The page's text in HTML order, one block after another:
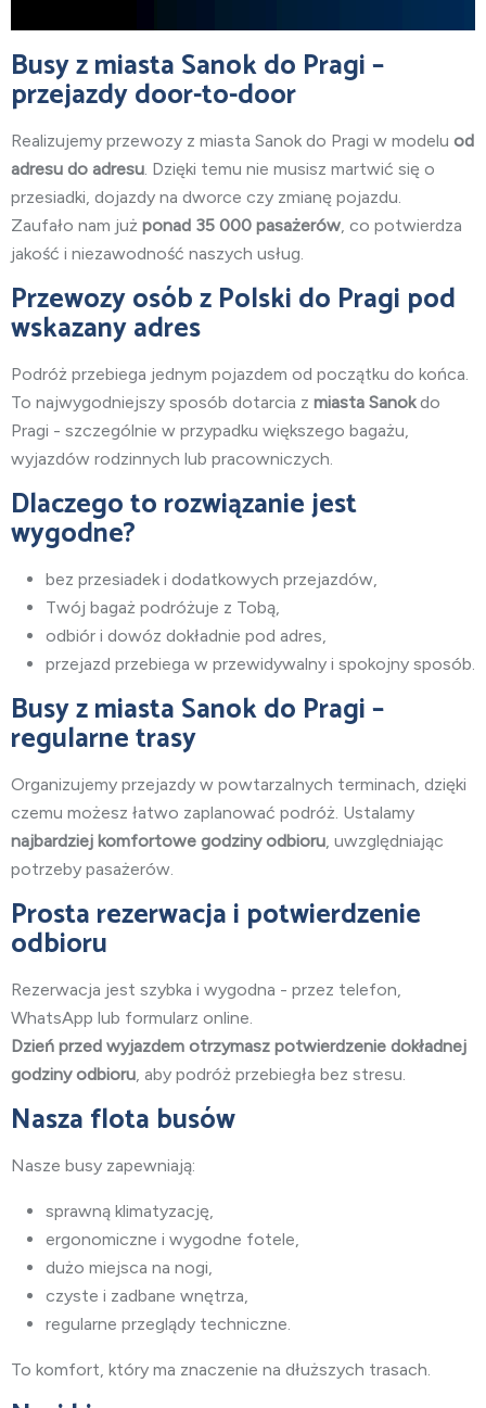
Busy z miasta Sanok do Pragi –
przejazdy door-to-door
Realizujemy przewozy z miasta Sanok do Pragi w modelu od
adresu do adresu . Dzięki temu nie musisz martwić się o
przesiadki, dojazdy na dworce czy zmianę pojazdu.
Zaufało nam już ponad 35 000 pasażerów , co potwierdza
jakość i niezawodność naszych usług.
Przewozy osób z Polski do Pragi pod
wskazany adres
Podróż przebiega jednym pojazdem od początku do końca.
To najwygodniejszy sposób dotarcia z miasta Sanokdo
Pragi - szczególnie w przypadku większego bagażu,
wyjazdów rodzinnych lub pracowniczych.
Dlaczego to rozwiązanie jest
wygodne?
bez przesiadek i dodatkowych przejazdów,
Twój bagaż podróżuje z Tobą,
odbiór i dowóz dokładnie pod adres,
przejazd przebiega w przewidywalny i spokojny sposób.
Busy z miasta Sanok do Pragi –
regularne trasy
Organizujemy przejazdy w powtarzalnych terminach, dzięki
czemu możesz łatwo zaplanować podróż. Ustalamy
najbardziej komfortowe godziny odbioru , uwzględniając
potrzeby pasażerów.
Prosta rezerwacja i potwierdzenie
odbioru
Rezerwacja jest szybka i wygodna - przez telefon,
WhatsApp lub formularz online.
Dzień przed wyjazdem otrzymasz potwierdzenie dokładnej
godziny odbioru , aby podróż przebiegła bez stresu.
Nasza flota busów
Nasze busy zapewniają:
sprawną klimatyzację,
ergonomiczne i wygodne fotele,
dużo miejsca na nogi,
czyste i zadbane wnętrza,
regularne przeglądy techniczne.
To komfort, który ma znaczenie na dłuższych trasach.